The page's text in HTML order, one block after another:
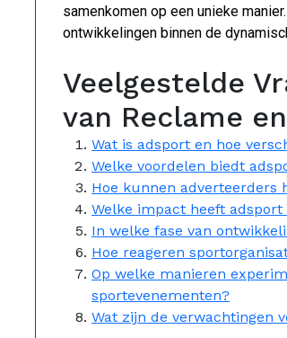
samenkomen op een unieke
ontwikkelingen binnen de
Veelgestelde
van Reclame
Wat is adsport en hoe
Welke voordelen biedt
Hoe kunnen adverteerders
Welke impact heeft
In welke fase van
Hoe reageren
Op welke manieren
sportevenementen?
Wat zijn de verwachtingen